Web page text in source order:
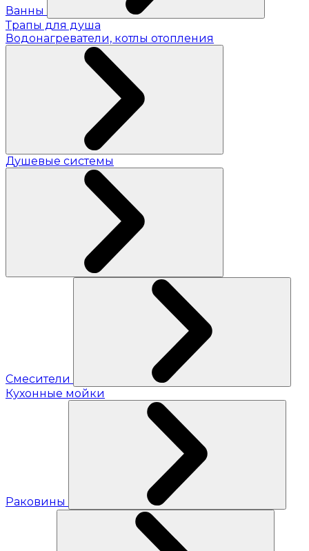
Ванны
Трапы для душа
Водонагреватели, котлы отопления
Душевые системы
Смесители
Кухонные мойки
Раковины